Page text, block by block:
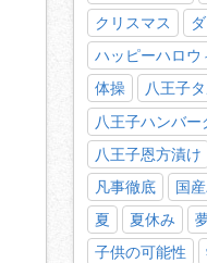
クリスマス
ハッピーハロウ
体操
八王子
八王子ハンバー
八王子恩方漬け
凡事徹底
国
夏
夏休み
子供の可能性